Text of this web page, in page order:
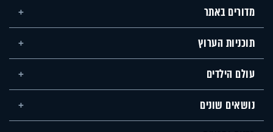
מדורים באתר
תוכניות הערוץ
עולם הילדים
נושאים שונים